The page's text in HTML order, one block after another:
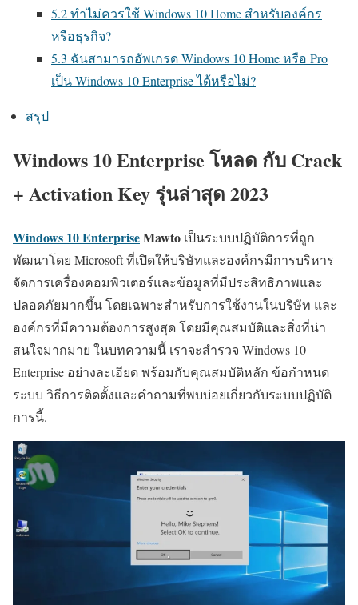
5.2 ทำไม่ควรใช้ Windows 10 Home สำหรับองค์กร
หรือธุรกิจ?
5.3 ฉันสามารถอัพเกรด Windows 10 Home หรือ Pro
เป็น Windows 10 Enterprise ได้หรือไม่?
สรุป
Windows 10 Enterprise โหลด กับ Crack
+ Activation Key รุ่นล่าสุด 2023
Windows 10 EnterpriseMawto เป็นระบบปฏิบัติการที่ถูก
พัฒนาโดย Microsoft ที่เปิดให้บริษัทและองค์กรมีการบริหาร
จัดการเครื่องคอมพิวเตอร์และข้อมูลที่มีประสิทธิภาพและ
ปลอดภัยมากขึ้น โดยเฉพาะสำหรับการใช้งานในบริษัท และ
องค์กรที่มีความต้องการสูงสุด โดยมีคุณสมบัติและสิ่งที่น่า
สนใจมากมาย ในบทความนี้ เราจะสำรวจ Windows 10
Enterprise อย่างละเอียด พร้อมกับคุณสมบัติหลัก ข้อกำหนด
ระบบ วิธีการติดตั้งและคำถามที่พบบ่อยเกี่ยวกับระบบปฏิบัติ
การนี้.